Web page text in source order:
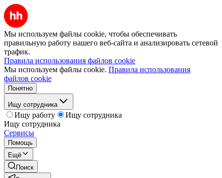
Мы используем файлы cookie, чтобы обеспечивать
правильную работу нашего веб-сайта и анализировать сетевой
трафик.
Правила использования файлов cookie
Мы используем файлы cookie. Правила использования
файлов cookie
Понятно
Ищу сотрудника
Ищу работу
Ищу сотрудника
Ищу сотрудника
Сервисы
Помощь
Ещё
Поиск